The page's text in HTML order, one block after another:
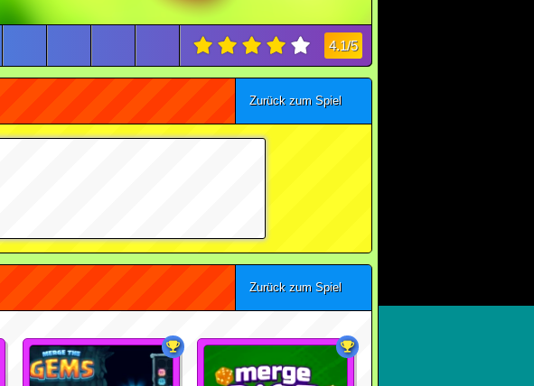
4.1/5
Zurück zum Spiel
Zurück zum Spiel